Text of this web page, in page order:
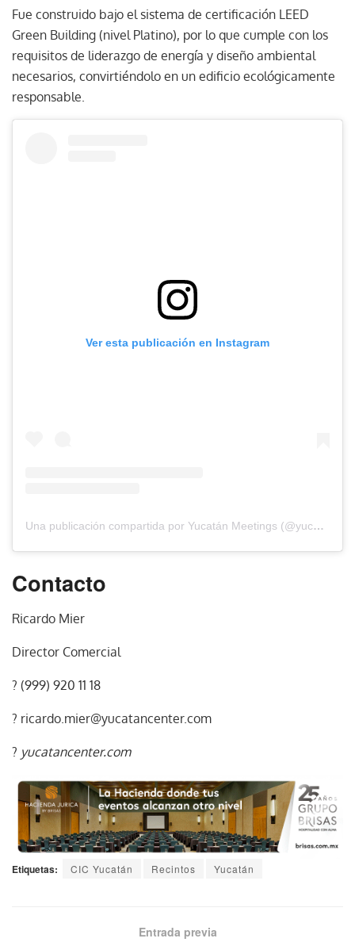
Fue construido bajo el sistema de certificación LEED
Green Building (nivel Platino), por lo que cumple con los
requisitos de liderazgo de energía y diseño ambiental
necesarios, convirtiéndolo en un edificio ecológicamente
responsable.
Ver esta publicación en Instagram
Una publicación compartida por Yucatán Meetings (@yucatanmeetings)
Contacto
Ricardo Mier
Director Comercial
? (999) 920 11 18
? ricardo.mier@yucatancenter.com
? yucatancenter.com
Etiquetas: CIC Yucatán Recintos Yucatán
Entrada previa